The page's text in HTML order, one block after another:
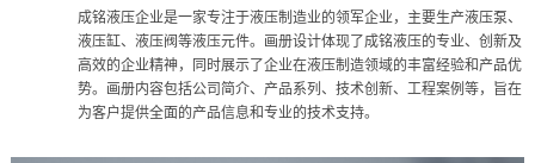
成铭液压企业是一家专注于液压制造业的领军企业，主要生产液压泵、
液压缸、液压阀等液压元件。画册设计体现了成铭液压的专业、创新及
高效的企业精神，同时展示了企业在液压制造领域的丰富经验和产品优
势。画册内容包括公司简介、产品系列、技术创新、工程案例等，旨在
为客户提供全面的产品信息和专业的技术支持。